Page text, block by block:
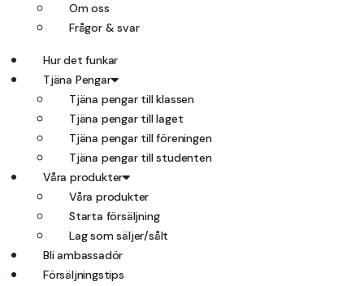
Om oss
Frågor & svar
Hur det funkar
Tjäna Pengar
Tjäna pengar till klassen
Tjäna pengar till laget
Tjäna pengar till föreningen
Tjäna pengar till studenten
Våra produkter
Våra produkter
Starta försäljning
Lag som säljer/sålt
Bli ambassadör
Försäljningstips